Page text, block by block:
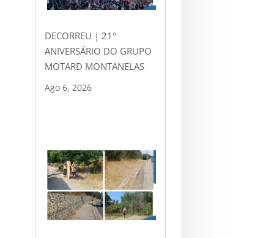
DECORREU | 21º
ANIVERSÁRIO DO GRUPO
MOTARD MONTANELAS
Ago 6, 2026